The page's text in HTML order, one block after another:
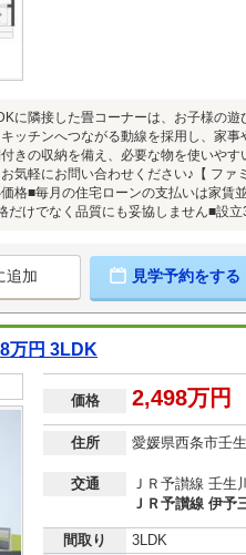
に隣接した畳コーナーは、お子様の
ッチンへつながる動線を採用し、家
きの収納を備え、必要な物を使いや
気軽にお問い合わせください♪【 フ
格■毎月の住宅ローンの支払いは家賃
だけでなく品質にも妥協しません■設
追加 見学予約をする
万円 3LDK
価格 2,498万円
住所 愛媛県西条市壬生
交通
ＪＲ予讃線 壬生
ＪＲ予讃線 伊予
間取り
3LDK